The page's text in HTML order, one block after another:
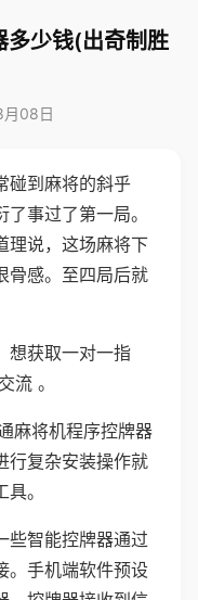
多少钱(出奇制胜
08日
碰到麻将的斜乎
事过了第一局。
理说，这场麻将下
骨感。至四局后就
想获取一对一指
流 。
麻将机程序控牌器
行复杂安装操作就
。
些智能控牌器通过
。手机端软件预设